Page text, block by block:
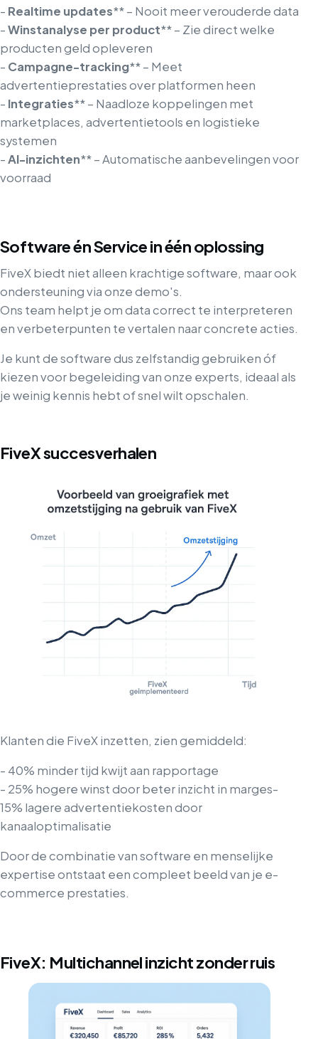
- Realtime updates** – Nooit meer verouderde data
-Winstanalyse per product** – Zie direct welke
producten geld opleveren
- Campagne-tracking** – Meet
advertentieprestaties over platformen heen
- Integraties** – Naadloze koppelingen met
marketplaces, advertentietools en logistieke
systemen
-AI-inzichten** – Automatische aanbevelingen voor
voorraad
Software én Service in één oplossing
FiveX biedt niet alleen krachtige software, maar ook
ondersteuning via onze demo's.
Ons team helpt je om data correct te interpreteren
en verbeterpunten te vertalen naar concrete acties.
Je kunt de software dus zelfstandig gebruiken óf
kiezen voor begeleiding van onze experts, ideaal als
je weinig kennis hebt of snel wilt opschalen.
FiveX succesverhalen
Klanten die FiveX inzetten, zien gemiddeld:
- 40% minder tijd kwijt aan rapportage
- 25% hogere winst door beter inzicht in marges-
15% lagere advertentiekosten door
kanaaloptimalisatie
Door de combinatie van software en menselijke
expertise ontstaat een compleet beeld van je e-
commerce prestaties.
FiveX: Multichannel inzicht zonder ruis